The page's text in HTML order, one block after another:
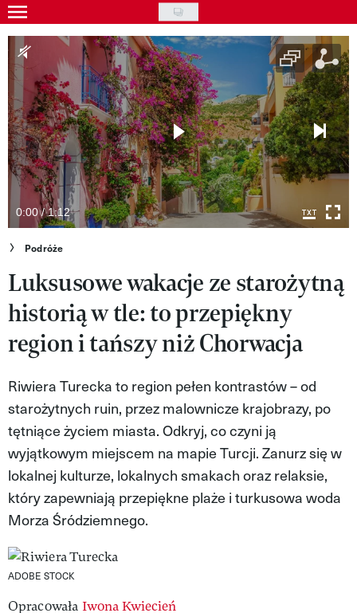
Skip
to
main
content
Gwiazdy
Ludzie
Moda
Uroda
Styl życia
Kultura
Wideo
Nasze akcje
VIVA!ART
VIVA!MODA
VIVA!MAN
VIVA!PEOPLE POWER
VIVA!ITAKA
MAGAZYN VIVA!
0:00 / 1:12
Podróże
Luksusowe wakacje ze starożytną
historią w tle: to przepiękny
region i tańszy niż Chorwacja
Riwiera Turecka to region pełen kontrastów – od
starożytnych ruin, przez malownicze krajobrazy, po
tętniące życiem miasta. Odkryj, co czyni ją
wyjątkowym miejscem na mapie Turcji. Zanurz się w
lokalnej kulturze, lokalnych smakach oraz relaksie,
który zapewniają przepiękne plaże i turkusowa woda
Morza Śródziemnego.
ADOBE STOCK
Opracowała Iwona Kwiecień